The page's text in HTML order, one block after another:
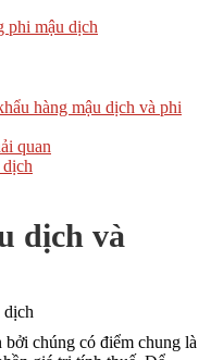
phi mậu dịch
hàng mậu dịch và phi
quan
dịch và
chúng có điểm chung là